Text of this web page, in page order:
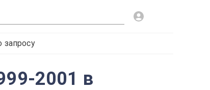
запросу
2001 в